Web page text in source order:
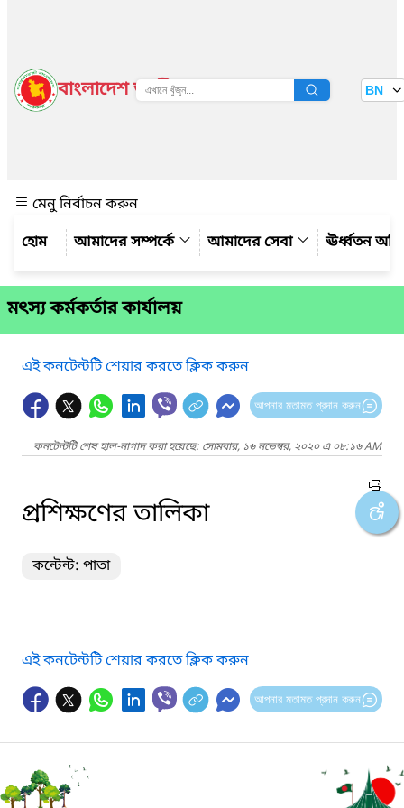
বাংলাদেশ জাতীয় তথ্য বাতায়ন BN
মেনু নির্বাচন করুন
আমাদের সম্পর্কে
আমাদের সেবা ঊর্ধ্বতন
মৎস্য কর্মকর্তার কার্যালয়
এই কনটেন্টটি শেয়ার করতে ক্লিক করুন
আপনার মতামত প্রদান করুন
কনটেন্টটি শেষ হাল-নাগাদ করা হয়েছে: সোমবার, ১৬ নভেম্বর, ২০২০ এ ০৮:১৬ AM
প্রশিক্ষণের তালিকা
কন্টেন্ট: পাতা
এই কনটেন্টটি শেয়ার করতে ক্লিক করুন
আপনার মতামত প্রদান করুন